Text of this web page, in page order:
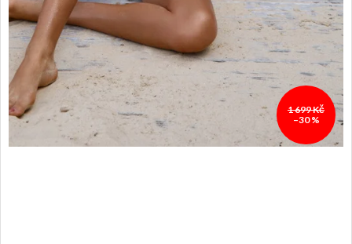
1 699 Kč
–30 %